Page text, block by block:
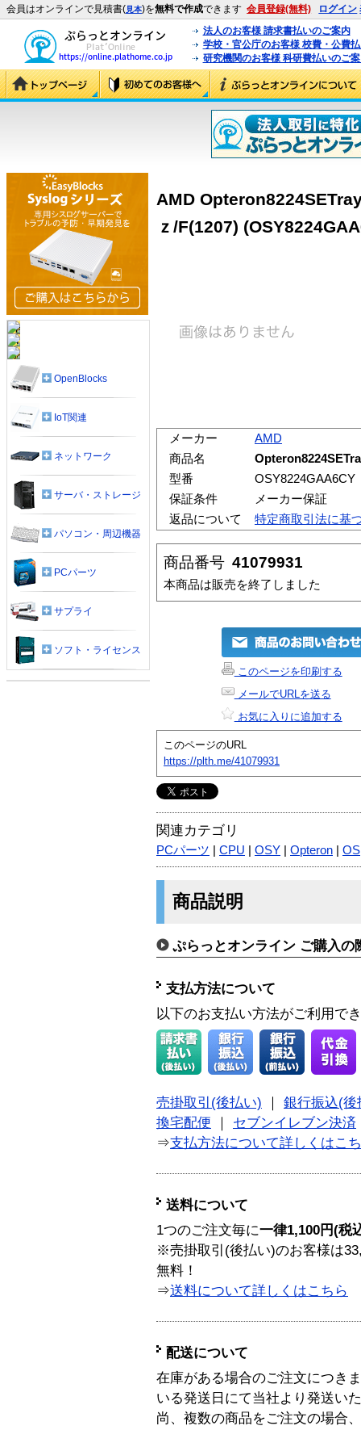
会員はオンラインで見積書(見本)を無料で作成できます 会員登録(無料) ログイン
法人のお客様 請求書払いのご案内
学校・官公庁のお客様 校費・公費
研究機関のお客様 科研費払いのご
AMD
ｚ/F(1207)
メーカー
AMD
商品名
型番
OSY8224GAA6CY
保証条件
メーカー保証
返品について
特定商取引法に基
商品番号 41079931
本商品は販売を終了しました
このページを印刷する
メールでURLを送る
お気に入りに追加する
このページのURL
https://plth.me/41079931
関連カテゴリ
PCパーツ CPU OSY Opteron OS
商品説明
ぷらっとオンライン ご購入の
支払方法について
以下のお支払い方法がご利用で
売掛取引(後払い)
銀行振込(後
換宅配便
セブンイレブン決済
⇒支払方法について詳しくはこ
送料について
1つのご注文毎に一律1,100円(税
※売掛取引(後払い)のお客様は
無料！
⇒送料について詳しくはこちら
配送について
在庫がある場合のご注文につき
いる発送日にて当社より発送い
尚、複数の商品をご注文の場合
OpenBlocks
IoT関連
ネットワーク
サーバ・ストレージ
パソコン・周辺機器
PCパーツ
サプライ
ソフト・ライセンス